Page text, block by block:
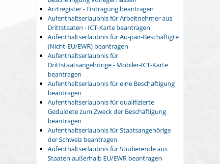
Arztregister - Eintragung beantragen
Aufenthaltserlaubnis für Arbeitnehmer aus
Drittstaaten - ICT-Karte beantragen
Aufenthaltserlaubnis für Au-pair-Beschäftigte
(Nicht-EU/EWR) beantragen
Aufenthaltserlaubnis für
Drittstaatsangehörige - Mobiler-ICT-Karte
beantragen
Aufenthaltserlaubnis für eine Beschäftigung
beantragen
Aufenthaltserlaubnis für qualifizierte
Geduldete zum Zweck der Beschäftigung
beantragen
Aufenthaltserlaubnis für Staatsangehörige
der Schweiz beantragen
Aufenthaltserlaubnis für Studierende aus
Staaten außerhalb EU/EWR beantragen